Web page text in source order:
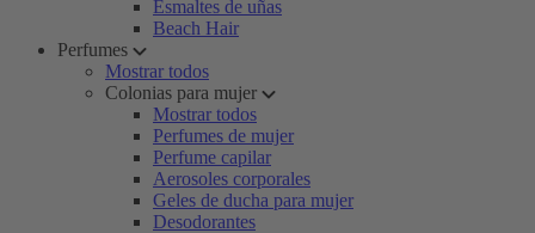
Esmaltes de uñas
Beach Hair
Perfumes
Mostrar todos
Colonias para mujer
Mostrar todos
Perfumes de mujer
Perfume capilar
Aerosoles corporales
Geles de ducha para mujer
Desodorantes